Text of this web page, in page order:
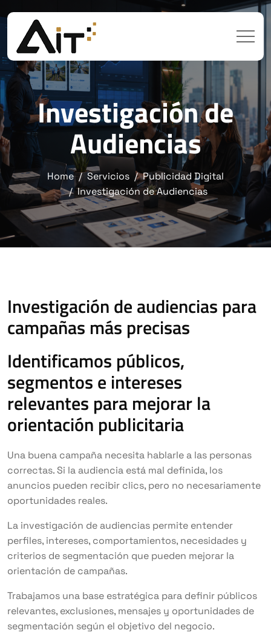
Investigación de
Audiencias
Home Servicios
Publicidad Digital
Investigación de Audiencias
Investigación de audiencias para
campañas más precisas
Identificamos públicos,
segmentos e intereses
relevantes para mejorar la
orientación publicitaria
Una buena campaña necesita hablarle a las personas
correctas. Si la audiencia está mal definida, los
anuncios pueden recibir clics, pero no necesariamente
oportunidades reales.
La investigación de audiencias permite entender
perfiles, intereses, comportamientos, necesidades y
criterios de segmentación que pueden mejorar la
orientación de campañas.
Trabajamos una base estratégica para definir públicos
relevantes, exclusiones, mensajes y oportunidades de
segmentación según el objetivo del negocio.